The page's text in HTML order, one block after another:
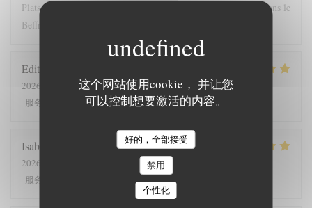
这个网站使用cookie， 并让您
可以控制想要激活的内容。
好的，全部接受
禁用
个性化
Plats copieux et personnel très sympathique. Nous recommandons le
Beffroi !
Edith
2026-07-26
- 19:00 - 来宾 8
服务
:4/5 菜单: 5/5 质价比: 5/5
Isabelle
2026-07-25
服务
5/5 质价比: